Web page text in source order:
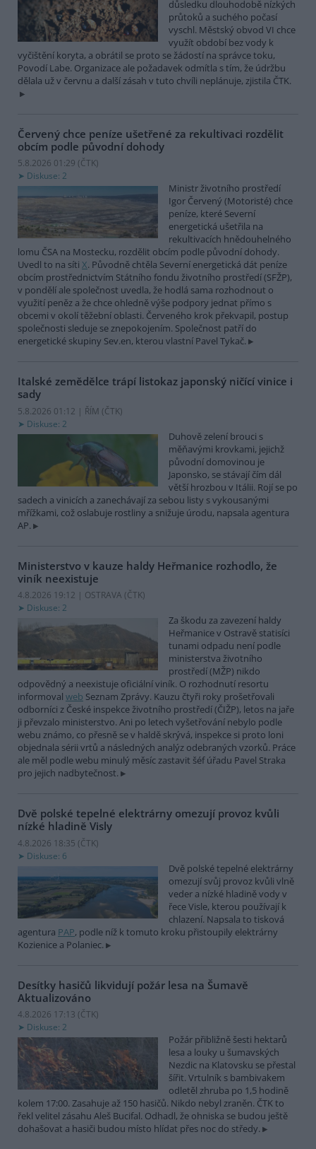
důsledku dlouhodobě nízkých
průtoků a suchého počasí
vyschl. Městský obvod VI chce
využít období bez vody k
vyčištění koryta, a obrátil se proto se žádostí na správce toku,
Povodí Labe. Organizace ale požadavek odmítla s tím, že údržbu
dělala už v červnu a další zásah v tuto chvíli neplánuje, zjistila ČTK.
Červený chce peníze ušetřené za rekultivaci rozdělit
obcím podle původní dohody
5.8.2026 01:29 (ČTK)
Diskuse: 2
Ministr životního prostředí
Igor Červený (Motoristé) chce
peníze, které Severní
energetická ušetřila na
rekultivacích hnědouhelného
lomu ČSA na Mostecku, rozdělit obcím podle původní dohody.
Uvedl to na síti X. Původně chtěla Severní energetická dát peníze
obcím prostřednictvím Státního fondu životního prostředí (SFŽP),
v pondělí ale společnost uvedla, že hodlá sama rozhodnout o
využití peněz a že chce ohledně výše podpory jednat přímo s
obcemi v okolí těžební oblasti. Červeného krok překvapil, postup
společnosti sleduje se znepokojením. Společnost patří do
energetické skupiny Sev.en, kterou vlastní Pavel Tykač.
Italské zemědělce trápí listokaz japonský ničící vinice i
sady
5.8.2026 01:12 | ŘÍM (ČTK)
Diskuse: 2
Duhově zelení brouci s
měňavými krovkami, jejichž
původní domovinou je
Japonsko, se stávají čím dál
větší hrozbou v Itálii. Rojí se po
sadech a vinicích a zanechávají za sebou listy s vykousanými
mřížkami, což oslabuje rostliny a snižuje úrodu, napsala agentura
AP.
Ministerstvo v kauze haldy Heřmanice rozhodlo, že
viník neexistuje
4.8.2026 19:12 | OSTRAVA (ČTK)
Diskuse: 2
Za škodu za zavezení haldy
Heřmanice v Ostravě statisíci
tunami odpadu není podle
ministerstva životního
prostředí (MŽP) nikdo
odpovědný a neexistuje oficiální viník. O rozhodnutí resortu
informoval web Seznam Zprávy. Kauzu čtyři roky prošetřovali
odborníci z České inspekce životního prostředí (ČIŽP), letos na jaře
ji převzalo ministerstvo. Ani po letech vyšetřování nebylo podle
webu známo, co přesně se v haldě skrývá, inspekce si proto loni
objednala sérii vrtů a následných analýz odebraných vzorků. Práce
ale měl podle webu minulý měsíc zastavit šéf úřadu Pavel Straka
pro jejich nadbytečnost.
Dvě polské tepelné elektrárny omezují provoz kvůli
nízké hladině Visly
4.8.2026 18:35 (ČTK)
Diskuse: 6
Dvě polské tepelné elektrárny
omezují svůj provoz kvůli vlně
veder a nízké hladině vody v
řece Visle, kterou používají k
chlazení. Napsala to tisková
agentura PAP, podle níž k tomuto kroku přistoupily elektrárny
Kozienice a Polaniec.
Desítky hasičů likvidují požár lesa na Šumavě
Aktualizováno
4.8.2026 17:13 (ČTK)
Diskuse: 2
Požár přibližně šesti hektarů
lesa a louky u šumavských
Nezdic na Klatovsku se přestal
šířit. Vrtulník s bambivakem
odletěl zhruba po 1,5 hodině
kolem 17:00. Zasahuje až 150 hasičů. Nikdo nebyl zraněn. ČTK to
řekl velitel zásahu Aleš Bucifal. Odhadl, že ohniska se budou ještě
dohašovat a hasiči budou místo hlídat přes noc do středy.